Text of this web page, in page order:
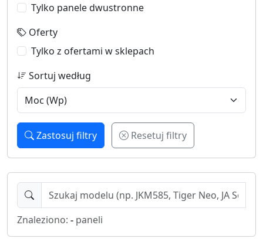
Tylko panele dwustronne
Oferty
Tylko z ofertami w sklepach
Sortuj według
Zastosuj filtry Resetuj filtry
Znaleziono: - paneli